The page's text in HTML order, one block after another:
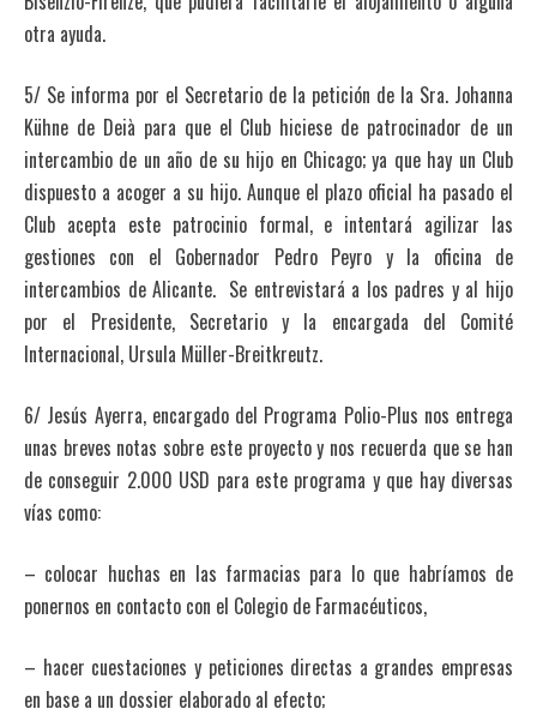
otra ayuda.
5/ Se informa por el Secretario de la petición de la Sra. Johanna
Kühne de Deià para que el Club hiciese de patrocinador de un
intercambio de un año de su hijo en Chicago; ya que hay un Club
dispuesto a acoger a su hijo. Aunque el plazo oficial ha pasado el
Club acepta este patrocinio formal, e intentará agilizar las
gestiones con el Gobernador Pedro Peyro y la oficina de
intercambios de Alicante. Se entrevistará a los padres y al hijo
por el Presidente, Secretario y la encargada del Comité
Internacional, Ursula Müller-Breitkreutz.
6/ Jesús Ayerra, encargado del Programa Polio-Plus nos entrega
unas breves notas sobre este proyecto y nos recuerda que se han
de conseguir 2.000 USD para este programa y que hay diversas
vías como:
– colocar huchas en las farmacias para lo que habríamos de
ponernos en contacto con el Colegio de Farmacéuticos,
– hacer cuestaciones y peticiones directas a grandes empresas
en base a un dossier elaborado al efecto;